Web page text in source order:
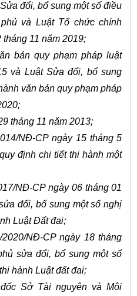
đổi, bổ sung một số điều
và Luật Tổ chức chính
11 năm 2019;
bản quy phạm pháp luật
và Luật Sửa đổi, bổ sung
văn bản quy phạm pháp
tháng 11 năm 2013;
NĐ-CP ngày 15 tháng 5
định chi tiết thi hành một
NĐ-CP ngày 06 tháng 01
đổi, bổ sung một số nghị
Luật Đất đai;
NĐ-CP ngày 18 tháng
sửa đổi, bổ sung một số
hành Luật đất đai;
Sở Tài nguyên và Môi